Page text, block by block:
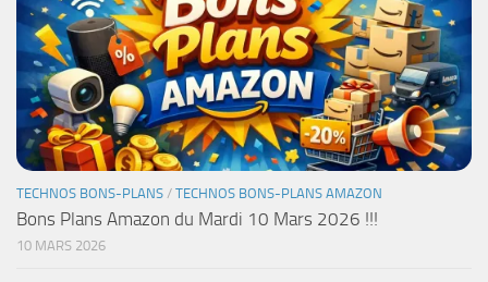
TECHNOS BONS-PLANS / TECHNOS BONS-PLANS AMAZON
Bons Plans Amazon du Mardi 10 Mars 2026 !!!
10 MARS 2026